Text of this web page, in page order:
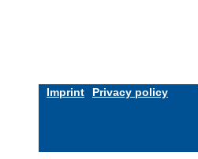
Imprint Privacy policy